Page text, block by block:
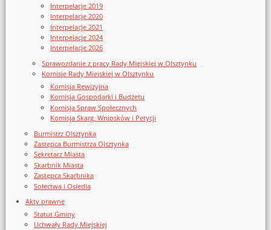
Interpelacje 2019
Interpelacje 2020
Interpelacje 2021
Interpelacje 2024
Interpelacje 2026
Sprawozdanie z pracy Rady Miejskiej w Olsztynku
Komisje Rady Miejskiej w Olsztynku
Komisja Rewizyjna
Komisja Gospodarki i Budżetu
Komisja Spraw Społecznych
Komisja Skarg, Wniosków i Petycji
Burmistrz Olsztynka
Zastępca Burmistrza Olsztynka
Sekretarz Miasta
Skarbnik Miasta
Zastępca Skarbnika
Sołectwa i Osiedla
Akty prawne
Statut Gminy
Uchwały Rady Miejskiej